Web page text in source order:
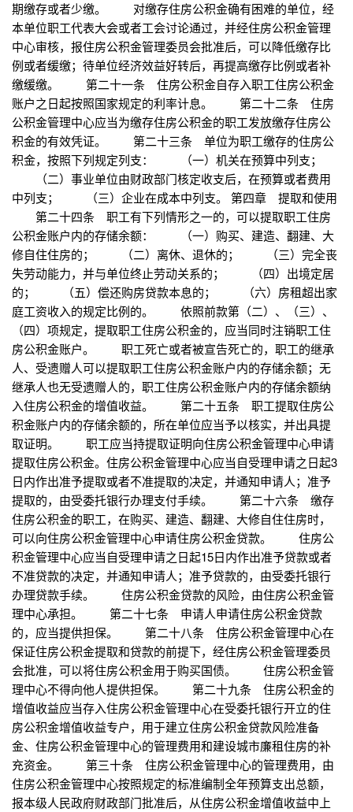
期缴存或者少缴。 对缴存住房公积金确有困难的单位，经
本单位职工代表大会或者工会讨论通过，并经住房公积金管理
中心审核，报住房公积金管理委员会批准后，可以降低缴存比
例或者缓缴；待单位经济效益好转后，再提高缴存比例或者补
缴缓缴。 第二十一条 住房公积金自存入职工住房公积金
账户之日起按照国家规定的利率计息。 第二十二条 住房
公积金管理中心应当为缴存住房公积金的职工发放缴存住房公
积金的有效凭证。 第二十三条 单位为职工缴存的住房公
积金，按照下列规定列支： （一）机关在预算中列支；
（二）事业单位由财政部门核定收支后，在预算或者费用
中列支； （三）企业在成本中列支。 第四章 提取和使用
第二十四条 职工有下列情形之一的，可以提取职工住房
公积金账户内的存储余额： （一）购买、建造、翻建、大
修自住住房的； （二）离休、退休的； （三）完全丧
失劳动能力，并与单位终止劳动关系的； （四）出境定居
的； （五）偿还购房贷款本息的； （六）房租超出家
庭工资收入的规定比例的。 依照前款第（二）、（三）、
（四）项规定，提取职工住房公积金的，应当同时注销职工住
房公积金账户。 职工死亡或者被宣告死亡的，职工的继承
人、受遗赠人可以提取职工住房公积金账户内的存储余额；无
继承人也无受遗赠人的，职工住房公积金账户内的存储余额纳
入住房公积金的增值收益。 第二十五条 职工提取住房公
积金账户内的存储余额的，所在单位应当予以核实，并出具提
取证明。 职工应当持提取证明向住房公积金管理中心申请
提取住房公积金。住房公积金管理中心应当自受理申请之日起3
日内作出准予提取或者不准提取的决定，并通知申请人；准予
提取的，由受委托银行办理支付手续。 第二十六条 缴存
住房公积金的职工，在购买、建造、翻建、大修自住住房时，
可以向住房公积金管理中心申请住房公积金贷款。 住房公
积金管理中心应当自受理申请之日起15日内作出准予贷款或者
不准贷款的决定，并通知申请人；准予贷款的，由受委托银行
办理贷款手续。 住房公积金贷款的风险，由住房公积金管
理中心承担。 第二十七条 申请人申请住房公积金贷款
的，应当提供担保。 第二十八条 住房公积金管理中心在
保证住房公积金提取和贷款的前提下，经住房公积金管理委员
会批准，可以将住房公积金用于购买国债。 住房公积金管
理中心不得向他人提供担保。 第二十九条 住房公积金的
增值收益应当存入住房公积金管理中心在受委托银行开立的住
房公积金增值收益专户，用于建立住房公积金贷款风险准备
金、住房公积金管理中心的管理费用和建设城市廉租住房的补
充资金。 第三十条 住房公积金管理中心的管理费用，由
住房公积金管理中心按照规定的标准编制全年预算支出总额，
报本级人民政府财政部门批准后，从住房公积金增值收益中上